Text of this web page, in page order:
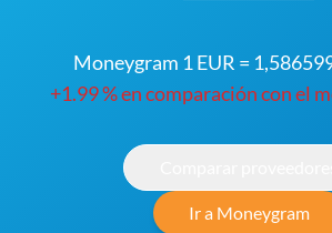
Moneygram 1 EUR =
+1.99 % en comparación con el
Ir a Moneygram